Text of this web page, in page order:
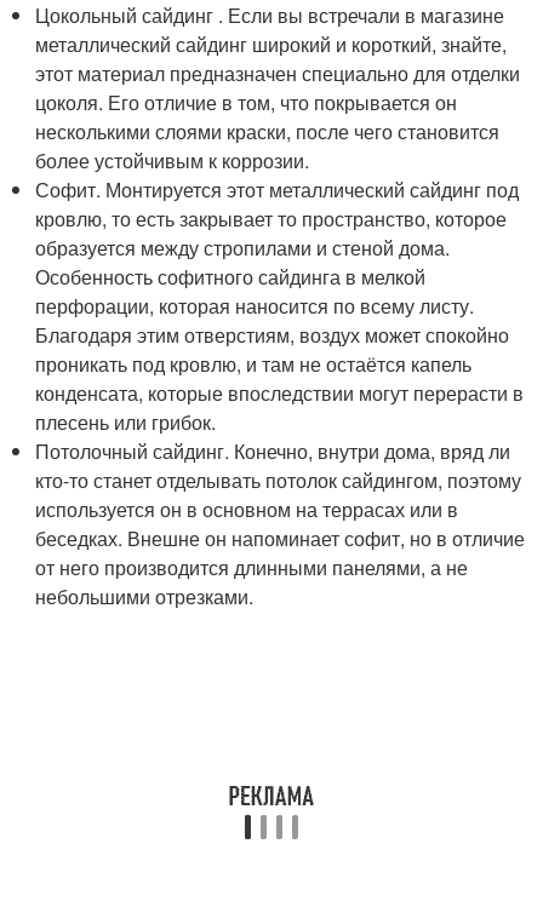
Цокольный сайдинг . Если вы встречали в магазине
металлический сайдинг широкий и короткий, знайте,
этот материал предназначен специально для отделки
цоколя. Его отличие в том, что покрывается он
несколькими слоями краски, после чего становится
более устойчивым к коррозии.
Софит. Монтируется этот металлический сайдинг под
кровлю, то есть закрывает то пространство, которое
образуется между стропилами и стеной дома.
Особенность софитного сайдинга в мелкой
перфорации, которая наносится по всему листу.
Благодаря этим отверстиям, воздух может спокойно
проникать под кровлю, и там не остаётся капель
конденсата, которые впоследствии могут перерасти в
плесень или грибок.
Потолочный сайдинг. Конечно, внутри дома, вряд ли
кто-то станет отделывать потолок сайдингом, поэтому
используется он в основном на террасах или в
беседках. Внешне он напоминает софит, но в отличие
от него производится длинными панелями, а не
небольшими отрезками.